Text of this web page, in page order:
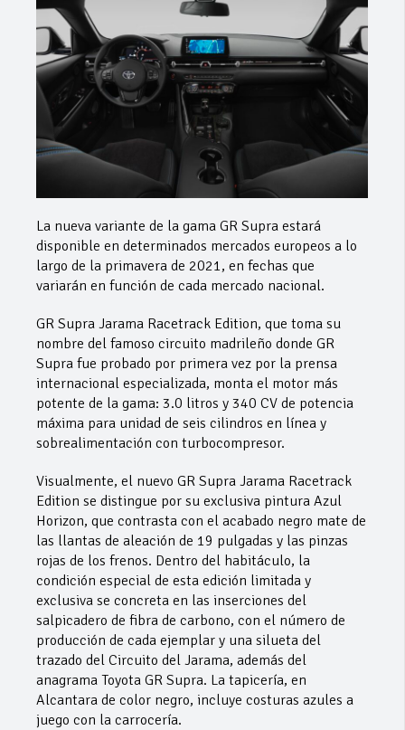
La nueva variante de la gama GR Supra estará
disponible en determinados mercados europeos a lo
largo de la primavera de 2021, en fechas que
variarán en función de cada mercado nacional.
GR Supra Jarama Racetrack Edition, que toma su
nombre del famoso circuito madrileño donde GR
Supra fue probado por primera vez por la prensa
internacional especializada, monta el motor más
potente de la gama: 3.0 litros y 340 CV de potencia
máxima para unidad de seis cilindros en línea y
sobrealimentación con turbocompresor.
Visualmente, el nuevo GR Supra Jarama Racetrack
Edition se distingue por su exclusiva pintura Azul
Horizon, que contrasta con el acabado negro mate de
las llantas de aleación de 19 pulgadas y las pinzas
rojas de los frenos. Dentro del habitáculo, la
condición especial de esta edición limitada y
exclusiva se concreta en las inserciones del
salpicadero de fibra de carbono, con el número de
producción de cada ejemplar y una silueta del
trazado del Circuito del Jarama, además del
anagrama Toyota GR Supra. La tapicería, en
Alcantara de color negro, incluye costuras azules a
juego con la carrocería.